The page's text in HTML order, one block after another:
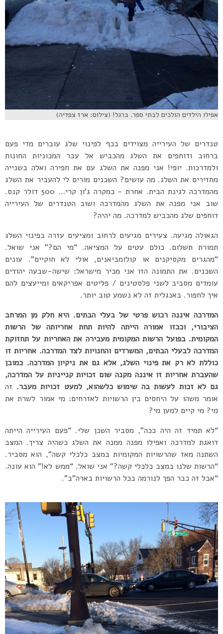
אפילו הילדים הולכים לבתי ספר. ברגל! (צילום: ארז צפדיה)
טנדרים של העירייה מצוידים בכף לפינוי שלג עוברים מדי פעם
ברחוב ודוחפים את השלג מהכביש אל עבר המכוניות החונות
ולמדרכות. יופי! אני מפנה את השלג עם את חפירה ואלה בשנייה
מחזירים את השלג. מה עושים? השכנים מורים לי להעביר את השלג
מהמדרכה לגינת הבית. אחרת – כמקרה ג’ון קרי… 500 דולר קנס.
שוב אני מפנה את השלג מהמדרכה ושוב הטנדרים של העירייה
דוחפים שלג מהכביש למדרכה. מה יהיה?
הגאולה מגיעה. צעירים מגיעים לרחוב ומציעים עזרה בפינוי השלג
תמורת תשלום. כולם עטים על המציאה. “מי הם?” אני שואל.
“מהגרים מקסיקנים או קולומביאנים, אולי לא חוקיים”. עונים
השכנים. את התמונה הזו אני מכיר מישראל: שישה-שבעה יהודים
עומדים מסביב לשני פלסטינים / פליטים אפריקאים ומייעצים להם
איך לחפור. באנגלית זה לא נשמע טוב יותר.
המדרכה איננה רכוש פרטי של בעלי הבתים. היא חלק מן המרחב
הציבורי, וככזו אמורה הייתה להיות תחת אחריותה של הרשות
המקומית. בפועל הרשות המקומית מעבירה את האחריות על תחזוקת
המדרכה לבעלי הבתים, המשרדים והחנויות לצד המדרכה. אחריות זו
כוללת לא רק את פינוי השלג, אלא גם את ניקיון המדרכה. כמובן
שהעברת אחריות זו איננה מקנה שום זכויות קנייניות על המדרכה,
גם לא זכות לעשות בה שימוש כלשהוא, למעט זכויות מעבר. זה
אומר משהו על היחסים בין הרשויות לאזרחים: מי אמור לשרת את
מי? מי קיים למען מי?
“לא תמיד זה היה ככה”, מסביר השכן שלי. “פעם העירייה הייתה
דואגת למדרכה ואפילו מפנה ממנה את השלג כשהיה צריך. המצב
השתנה מאז שהרשויות המקומיות במצב כלכלי קשה”, הוא מסביר.
“הרשות שלנו במצב כלכלי קשה?” אני שואל. “ממש לא!” הוא עונה.
“אבל זה כבר הפך לנורמה בכל הרשויות בארה”ב”.